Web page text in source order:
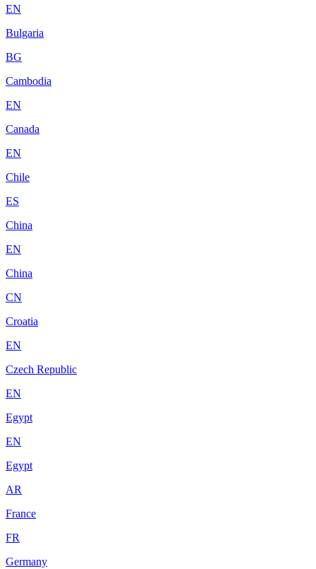
EN
Bulgaria
BG
Cambodia
EN
Canada
EN
Chile
ES
China
EN
China
CN
Croatia
EN
Czech Republic
EN
Egypt
EN
Egypt
AR
France
FR
Germany